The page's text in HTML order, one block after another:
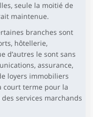
seule la moitié de
maintenue.
branches sont
hôtellerie,
d’autres le sont sans
assurance,
loyers immobiliers
court terme pour la
services marchands